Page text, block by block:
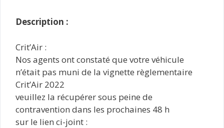
Description :
Crit’Air :
Nos agents ont constaté que votre véhicule
n’était pas muni de la vignette règlementaire
Crit’Air 2022
veuillez la récupérer sous peine de
contravention dans les prochaines 48 h
sur le lien ci-joint :